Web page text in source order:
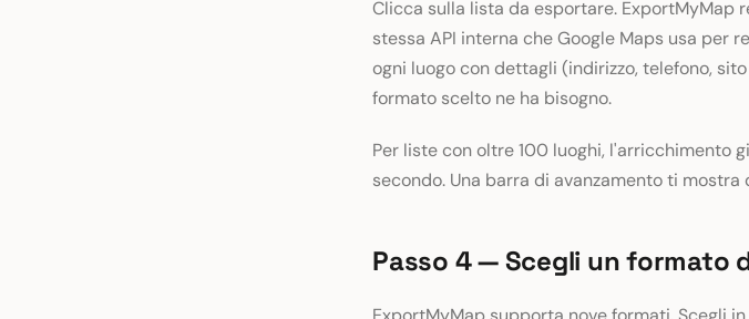
Clicca sulla lista da esportare. ExportMyMap
stessa API interna che Google Maps usa per
ogni luogo con dettagli (indirizzo, telefono,
formato scelto ne ha bisogno.
Per liste con oltre 100 luoghi, l'arricchimento
secondo. Una barra di avanzamento ti
Passo 4 — Scegli un formato